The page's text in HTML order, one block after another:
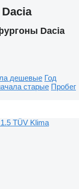
Dacia
дешевые Год
старые Пробег